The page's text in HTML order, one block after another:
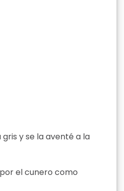
y se la aventé a la
el cunero como